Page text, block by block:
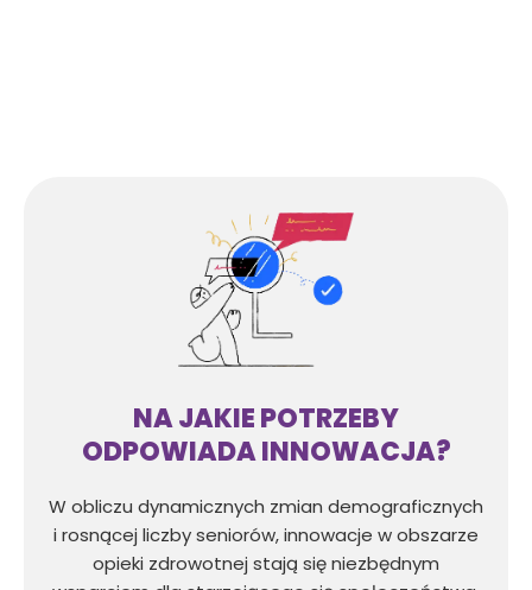
NA JAKIE POTRZEBY
ODPOWIADA INNOWACJA?
W obliczu dynamicznych zmian demograficznych
i rosnącej liczby seniorów, innowacje w obszarze
opieki zdrowotnej stają się niezbędnym